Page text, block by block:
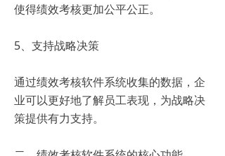
使得绩效考核更加公平公正。
5、支持战略决策
通过绩效考核软件系统收集的数据，企
业可以更好地了解员工表现，为战略决
策提供有力支持。